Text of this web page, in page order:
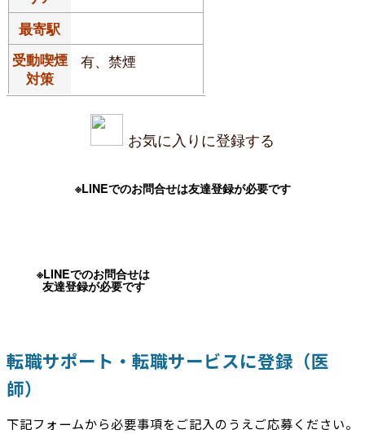
最寄駅
受動喫煙
対策
有、禁煙
お気に入りに登録する
※LINEでのお問合せは友達登録が必要です
※LINEでのお問合せは
友達登録が必要です
転職サポート・転職サービスに登録（医
師）
下記フォームから必要事項をご記入のうえご応募ください。